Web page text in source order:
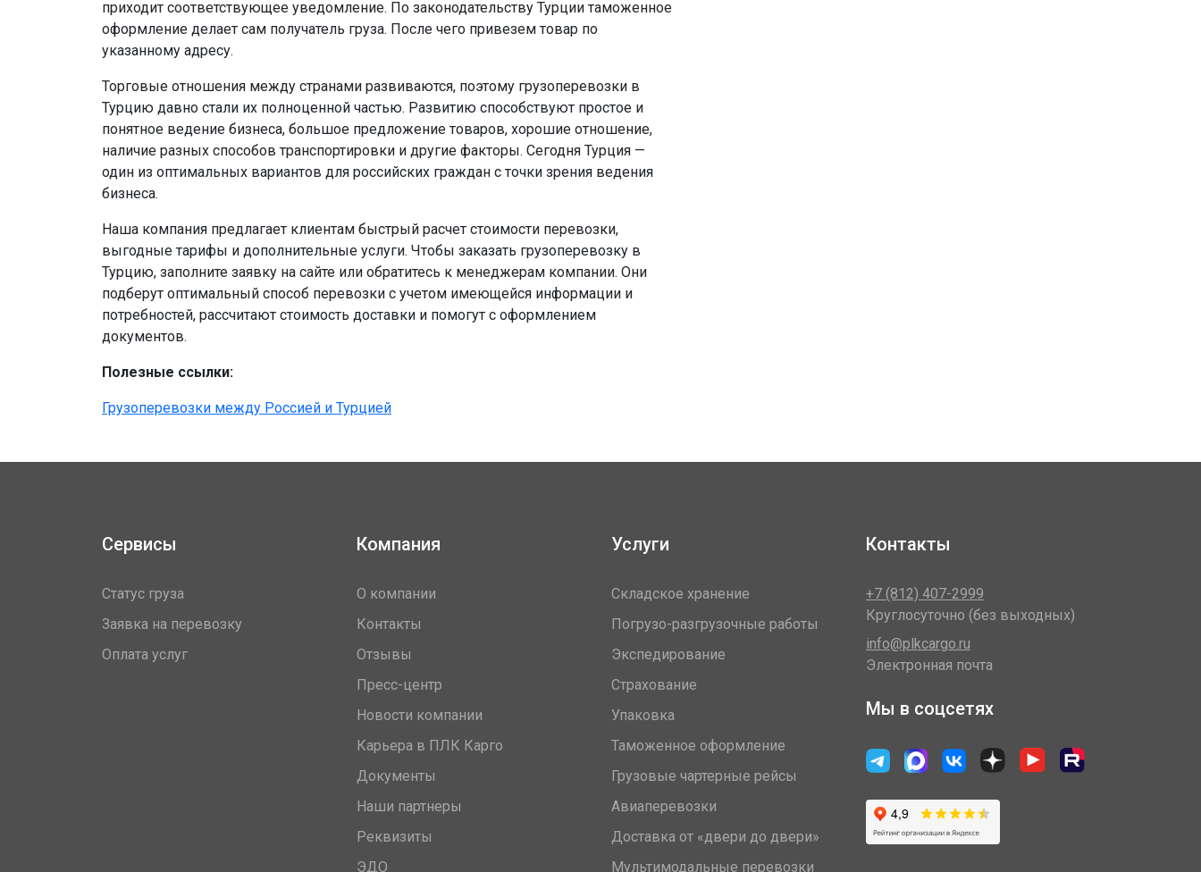
приходит соответствующее уведомление. По законодательству Турции таможенное
оформление делает сам получатель груза. После чего привезем товар по
указанному адресу.
Торговые отношения между странами развиваются, поэтому грузоперевозки в
Турцию давно стали их полноценной частью. Развитию способствуют простое и
понятное ведение бизнеса, большое предложение товаров, хорошие отношение,
наличие разных способов транспортировки и другие факторы. Сегодня Турция —
один из оптимальных вариантов для российских граждан с точки зрения ведения
бизнеса.
Наша компания предлагает клиентам быстрый расчет стоимости перевозки,
выгодные тарифы и дополнительные услуги. Чтобы заказать грузоперевозку в
Турцию, заполните заявку на сайте или обратитесь к менеджерам компании. Они
подберут оптимальный способ перевозки с учетом имеющейся информации и
потребностей, рассчитают стоимость доставки и помогут с оформлением
документов.
Полезные ссылки:
Грузоперевозки между Россией и Турцией
Сервисы
Статус груза
Заявка на перевозку
Оплата услуг
Компания
О компании
Контакты
Отзывы
Пресс-центр
Новости компании
Карьера в ПЛК Карго
Документы
Наши партнеры
Реквизиты
ЭДО
Услуги
Складское хранение
Погрузо-разгрузочные работы
Экспедирование
Страхование
Упаковка
Таможенное оформление
Грузовые чартерные рейсы
Авиаперевозки
Доставка от «двери до двери»
Мультимодальные перевозки
Контакты
+7 (812) 407-2999
Круглосуточно (без выходных)
info@plkcargo.ru
Электронная почта
Мы в соцсетях